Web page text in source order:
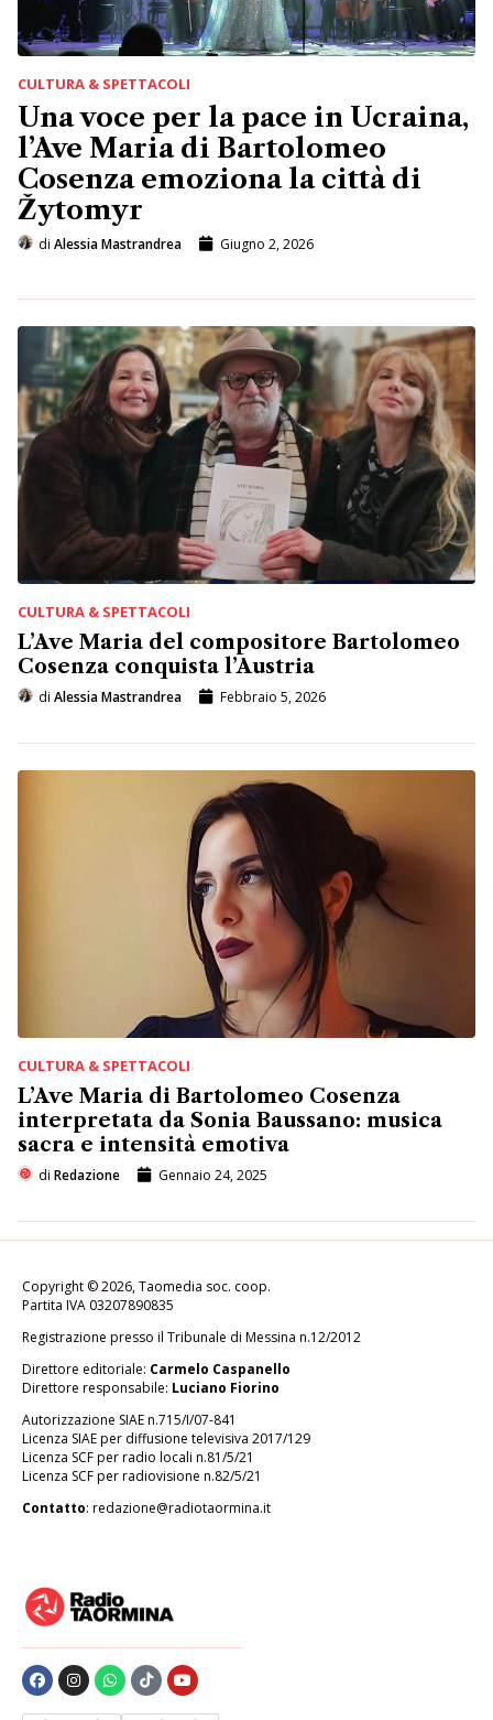
CULTURA & SPETTACOLI
Una voce per la pace in Ucraina,
l’Ave Maria di Bartolomeo
Cosenza emoziona la città di
Žytomyr
di Alessia Mastrandrea Giugno 2, 2026
CULTURA & SPETTACOLI
L’Ave Maria del compositore Bartolomeo
Cosenza conquista l’Austria
di Alessia Mastrandrea Febbraio 5, 2026
CULTURA & SPETTACOLI
L’Ave Maria di Bartolomeo Cosenza
interpretata da Sonia Baussano: musica
sacra e intensità emotiva
di Redazione Gennaio 24, 2025
Copyright © 2026, Taomedia soc. coop.
Partita IVA 03207890835
Registrazione presso il Tribunale di Messina n.12/2012
Direttore editoriale: Carmelo Caspanello
Direttore responsabile: Luciano Fiorino
Autorizzazione SIAE n.715/I/07-841
Licenza SIAE per diffusione televisiva 2017/129
Licenza SCF per radio locali n.81/5/21
Licenza SCF per radiovisione n.82/5/21
Contatto: redazione@radiotaormina.it